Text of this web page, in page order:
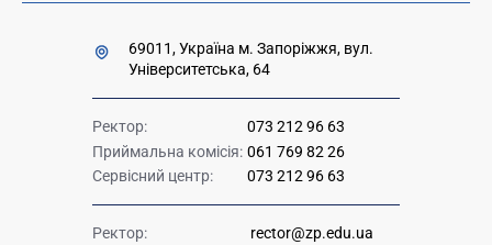
69011, Україна м. Запоріжжя, вул.
Університетська, 64
Ректор:
073 212 96 63
Приймальна комісія: 061 769 82 26
Сервісний центр:
073 212 96 63
Ректор:
rector@zp.edu.ua